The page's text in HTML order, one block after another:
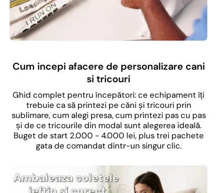
Cum incepi afacere de personalizare cani
si tricouri
Ghid complet pentru începători: ce echipament îți
trebuie ca să printezi pe căni și tricouri prin
sublimare, cum alegi presa, cum printezi pas cu pas
și de ce tricourile din modal sunt alegerea ideală.
Buget de start 2.000 - 4.000 lei, plus trei pachete
gata de comandat dintr-un singur clic.